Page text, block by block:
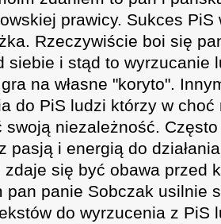
prawicy. Sukces PiS
Rzeczywiście boi się
siebie i stąd to wyrzucanie
na własne "koryto".
do PiS ludzi którzy w
swoją niezależność. Często
pasją i energią do
zdaje się być obawa przed
pan panie Sobczak usilnie
do wyrzucenia z PiS